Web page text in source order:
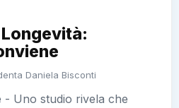
Daniela Bisconti
- Uno studio rivela che